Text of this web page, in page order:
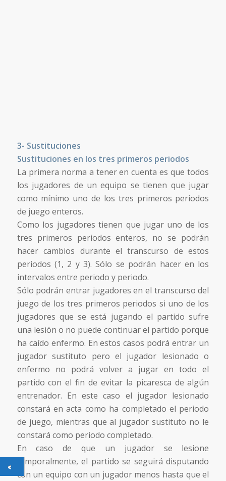
3- Sustituciones
Sustituciones en los tres primeros periodos
La primera norma a tener en cuenta es que todos
los jugadores de un equipo se tienen que jugar
como mínimo uno de los tres primeros periodos
de juego enteros.
Como los jugadores tienen que jugar uno de los
tres primeros periodos enteros, no se podrán
hacer cambios durante el transcurso de estos
periodos (1, 2 y 3). Sólo se podrán hacer en los
intervalos entre periodo y periodo.
Sólo podrán entrar jugadores en el transcurso del
juego de los tres primeros periodos si uno de los
jugadores que se está jugando el partido sufre
una lesión o no puede continuar el partido porque
ha caído enfermo. En estos casos podrá entrar un
jugador sustituto pero el jugador lesionado o
enfermo no podrá volver a jugar en todo el
partido con el fin de evitar la picaresca de algún
entrenador. En este caso el jugador lesionado
constará en acta como ha completado el periodo
de juego, mientras que al jugador sustituto no le
constará como periodo completado.
En caso de que un jugador se lesione
temporalmente, el partido se seguirá disputando
con un equipo con un jugador menos hasta que el